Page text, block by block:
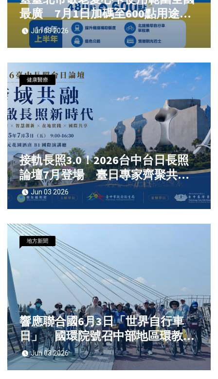
最廣 7月1日加碼至600點用途再
擴大打造健康生活卡
Jun 03 2026
健康醫療
接軌長照3.0！2026台中台日長照
論壇7月登場 臺日專家齊聚共探
高齡照護新未來發展
Jun 03 2026
地方新聞
響應聯合國6月3日「世界自行車
日」 國環院號召中部地區環教場
所用雙輪體驗環教之美
Jun 03 2026